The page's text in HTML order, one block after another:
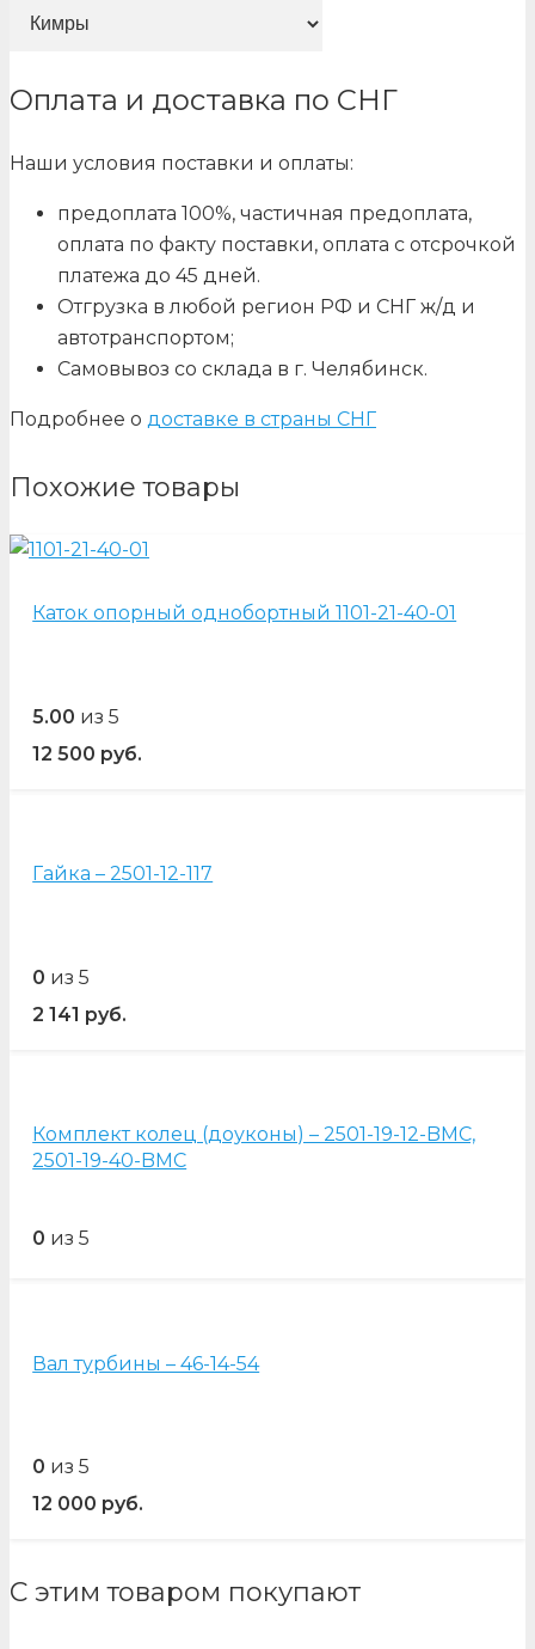
Оплата и доставка по СНГ
Наши условия поставки и оплаты:
предоплата 100%, частичная предоплата,
оплата по факту поставки, оплата с отсрочкой
платежа до 45 дней.
Отгрузка в любой регион РФ и СНГ ж/д и
автотранспортом;
Самовывоз со склада в г. Челябинск.
Подробнее о доставке в страны СНГ
Похожие товары
Каток опорный однобортный 1101-21-40-01
5.00 из 5
12 500 руб.
Гайка – 2501-12-117
0 из 5
2 141 руб.
Комплект колец (доуконы) – 2501-19-12-BMC,
2501-19-40-BMC
0 из 5
Вал турбины – 46-14-54
0 из 5
12 000 руб.
С этим товаром покупают